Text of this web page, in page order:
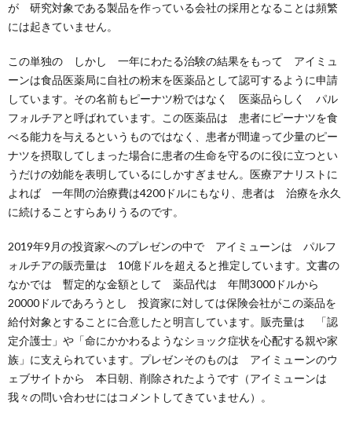
が 研究対象である製品を作っている会社の採用となることは頻繁
には起きていません。
この単独の しかし 一年にわたる治験の結果をもって アイミュ
ーンは食品医薬局に自社の粉末を医薬品として認可するように申請
しています。その名前もピーナツ粉ではなく 医薬品らしく パル
フォルチアと呼ばれています。この医薬品は 患者にピーナツを食
べる能力を与えるというものではなく、患者が間違って少量のピー
ナツを摂取してしまった場合に患者の生命を守るのに役に立つとい
うだけの効能を表明しているにしかすぎません。医療アナリストに
よれば 一年間の治療費は4200ドルにもなり、患者は 治療を永久
に続けることすらありうるのです。
2019年9月の投資家へのプレゼンの中で アイミューンは パルフ
ォルチアの販売量は 10億ドルを超えると推定しています。文書の
なかでは 暫定的な金額として 薬品代は 年間3000ドルから
20000ドルであろうとし 投資家に対しては保険会社がこの薬品を
給付対象とすることに合意したと明言しています。販売量は 「認
定介護士」や「命にかかわるようなショック症状を心配する親や家
族」に支えられています。プレゼンそのものは アイミューンのウ
ェブサイトから 本日朝、削除されたようです（アイミューンは
我々の問い合わせにはコメントしてきていません）。